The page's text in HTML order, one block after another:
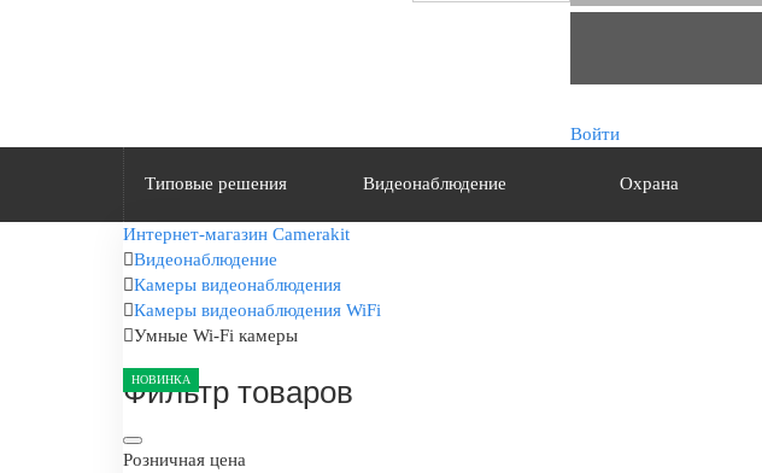
Войти
Типовые решения Видеонаблюдение Охрана
Интернет-магазин Camerakit
Видеонаблюдение
Камеры видеонаблюдения
Камеры видеонаблюдения WiFi
Умные Wi-Fi камеры
Фильтр товаров
Розничная цена
НОВИНКА
НОВИНКА
НОВИНКА
НОВИНКА
НОВИНКА
НОВИНКА
НОВИНКА